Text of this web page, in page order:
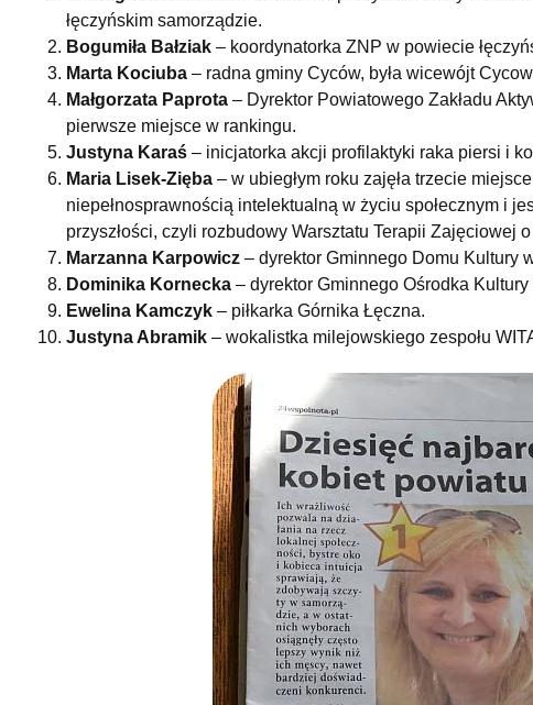
łęczyńskim samorządzie.
Bogumiła Bałziak – koordynatorka ZNP w powiecie
Marta Kociuba – radna gminy Cyców, była wicewójt
Małgorzata Paprota – Dyrektor Powiatowego Zakładu
pierwsze miejsce w rankingu.
Justyna Karaś – inicjatorka akcji profilaktyki raka piersi i
Maria Lisek-Zięba – w ubiegłym roku zajęła trzecie
niepełnosprawnością intelektualną w życiu społecznym i
przyszłości, czyli rozbudowy Warsztatu Terapii Zajęciowej
Marzanna Karpowicz – dyrektor Gminnego Domu Kultury
Dominika Kornecka – dyrektor Gminnego Ośrodka
Ewelina Kamczyk – piłkarka Górnika Łęczna.
Justyna Abramik – wokalistka milejowskiego zespołu